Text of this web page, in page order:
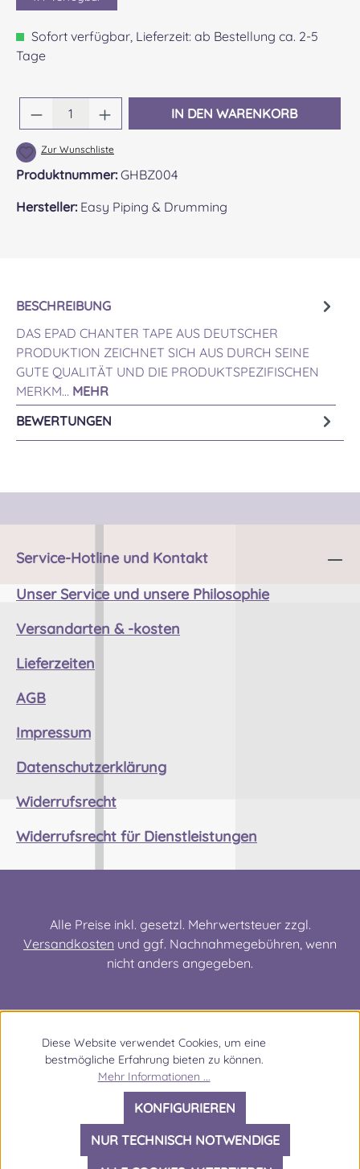
Sofort verfügbar, Lieferzeit: ab Bestellung ca. 2-5
Tage
Produkt Anzahl: Gib den gewünschten
IN DEN WARENKORB
Zur Wunschliste
Produktnummer:GHBZ004
Hersteller: Easy Piping & Drumming
BESCHREIBUNG
DAS EPAD CHANTER TAPE AUS DEUTSCHER
PRODUKTION ZEICHNET SICH AUS DURCH SEINE
GUTE QUALITÄT UND DIE PRODUKTSPEZIFISCHEN
MERKM… MEHR
BEWERTUNGEN
Service-Hotline und Kontakt
Unser Service und unsere Philosophie
Versandarten & -kosten
Lieferzeiten
AGB
Impressum
Datenschutzerklärung
Widerrufsrecht
Widerrufsrecht für Dienstleistungen
Alle Preise inkl. gesetzl. Mehrwertsteuer zzgl.
Versandkosten und ggf. Nachnahmegebühren, wenn
nicht anders angegeben.
Diese Website verwendet Cookies, um eine
bestmögliche Erfahrung bieten zu können.
Mehr Informationen ...
NUR TECHNISCH NOTWENDIGE
KONFIGURIEREN